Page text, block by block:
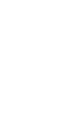
информацию